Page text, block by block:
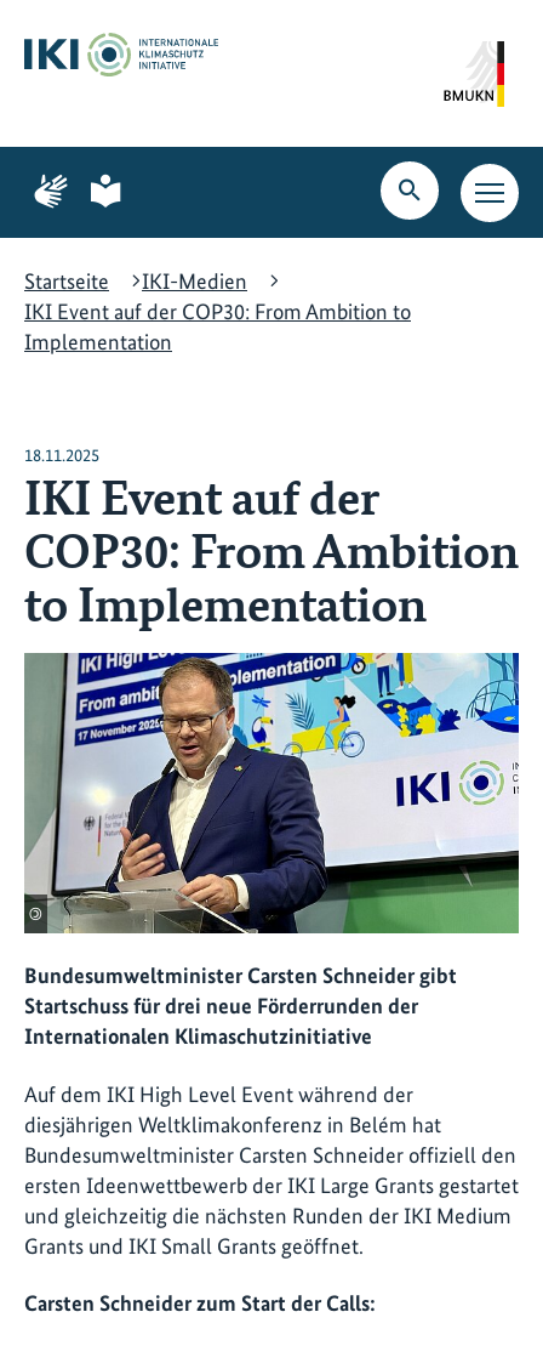
Hauptinhalt
springen
Suche
springen
Hauptnavigation
springen
Zur
Seite
Gebärdensprache
Zur
Seite
leichte
Suche
öffnen
Startseite
IKI-Medien
IKI Event auf der COP30: From Ambition to
Implementation
18.11.2025
IKI Event auf der
COP30: From Ambition
to Implementation
©
Bundesumweltminister Carsten Schneider gibt
Startschuss für drei neue Förderrunden der
Internationalen Klimaschutzinitiative
Auf dem IKI High Level Event während der
diesjährigen Weltklimakonferenz in Belém hat
Bundesumweltminister Carsten Schneider offiziell den
ersten Ideenwettbewerb der IKI Large Grants gestartet
und gleichzeitig die nächsten Runden der IKI Medium
Grants und IKI Small Grants geöffnet.
Carsten Schneider zum Start der Calls: